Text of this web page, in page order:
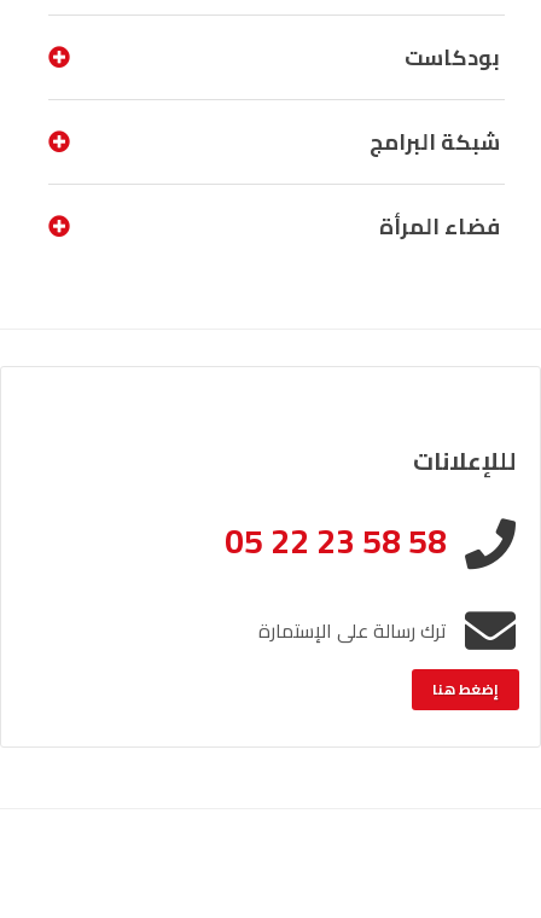
بودكاست
شبكة البرامج
فضاء المرأة
لللإعلانات
05 22 23 58 58
ترك رسالة على الإستمارة
إضغط هنا